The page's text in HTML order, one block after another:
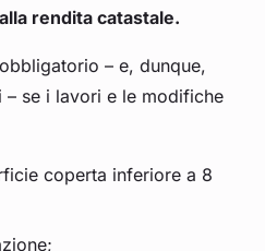
rendita catastale.
– e, dunque,
– se i lavori e le modifiche
coperta inferiore a 8